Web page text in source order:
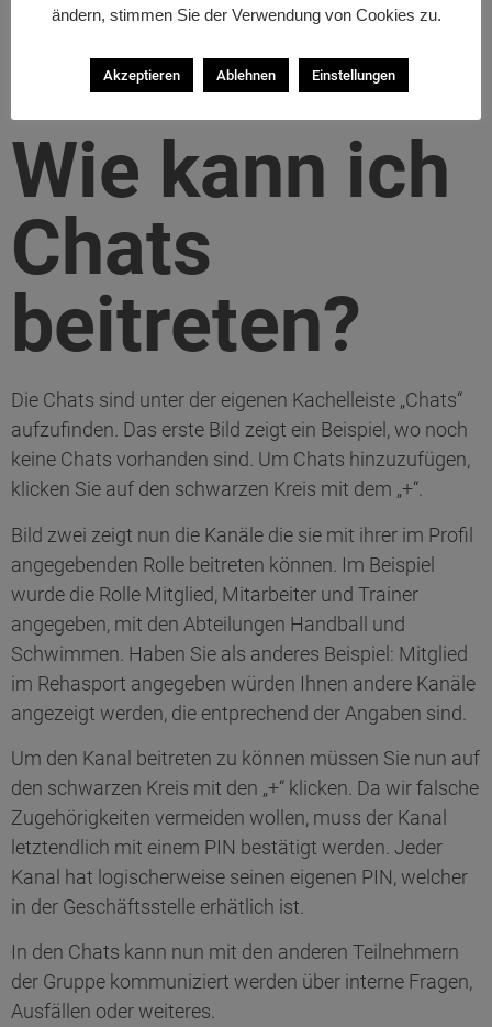
Wie kann ich
Chats
beitreten?
Die Chats sind unter der eigenen Kachelleiste „Chats“
aufzufinden. Das erste Bild zeigt ein Beispiel, wo noch
keine Chats vorhanden sind. Um Chats hinzuzufügen,
klicken Sie auf den schwarzen Kreis mit dem „+“.
Bild zwei zeigt nun die Kanäle die sie mit ihrer im Profil
angegebenden Rolle beitreten können. Im Beispiel
wurde die Rolle Mitglied, Mitarbeiter und Trainer
angegeben, mit den Abteilungen Handball und
Schwimmen. Haben Sie als anderes Beispiel: Mitglied
im Rehasport angegeben würden Ihnen andere Kanäle
angezeigt werden, die entprechend der Angaben sind.
Um den Kanal beitreten zu können müssen Sie nun auf
den schwarzen Kreis mit den „+“ klicken. Da wir falsche
Zugehörigkeiten vermeiden wollen, muss der Kanal
letztendlich mit einem PIN bestätigt werden. Jeder
Kanal hat logischerweise seinen eigenen PIN, welcher
in der Geschäftsstelle erhätlich ist.
In den Chats kann nun mit den anderen Teilnehmern
der Gruppe kommuniziert werden über interne Fragen,
Ausfällen oder weiteres.
ändern, stimmen Sie der Verwendung von Cookies zu.
Akzeptieren Ablehnen Einstellungen